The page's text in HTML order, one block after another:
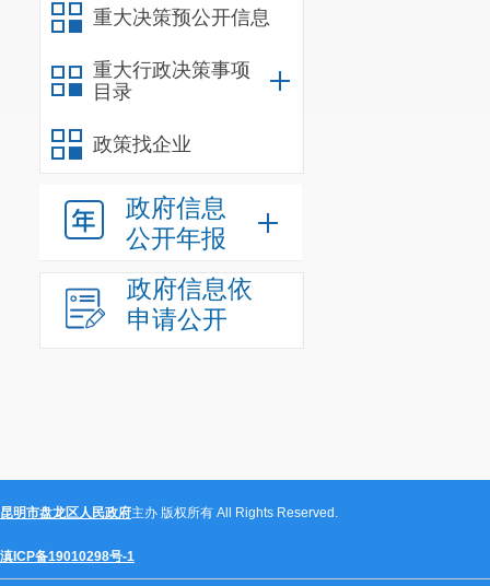
重大决策预公开信息
重大行政决策事项
目录
政策找企业
政府信息
公开年报
政府信息依
申请公开
昆明市盘龙区人民政府主办 版权所有 All Rights Reserved.
滇ICP备19010298号-1